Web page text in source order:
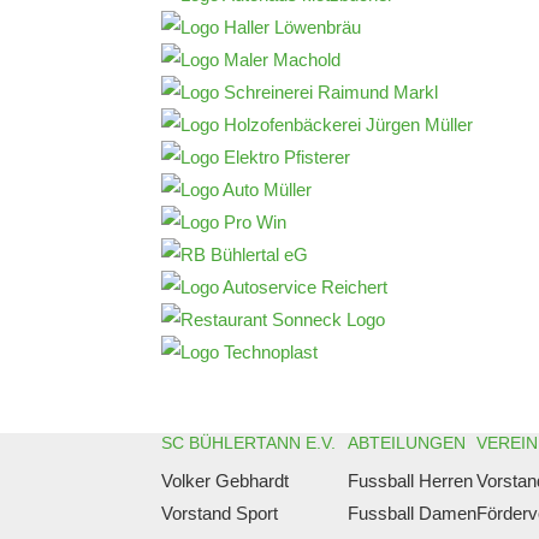
SC BÜHLERTANN E.V.
Volker Gebhardt
Vorstand Sport
ABTEILUNGEN
Fussball Herren
Fussball Damen
VEREIN